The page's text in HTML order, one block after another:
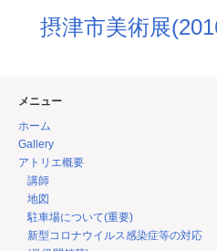
摂津市美術展
メニュー
ホーム
Gallery
アトリエ概要
講師
地図
駐車場について(重要)
新型コロナウイルス感染症等の対応